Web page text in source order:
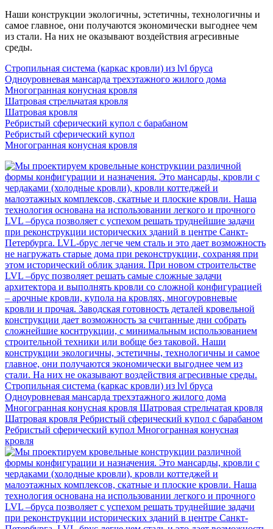
Наши конструкции экологичны, эстетичны, технологичны и
самое главное, они получаются экономически выгоднее чем
из стали. На них не оказывают воздействия агресивные
среды.
Стропильная система (каркас кровли) из lvl бруса
Одноуровневая мансарда трехэтажного жилого дома
Многогранная конусная кровля
Шатровая стрельчатая кровля
Шатровая кровля
Ребристый сферический купол с барабаном
Ребристый сферический купол
Многогранная конусная кровля